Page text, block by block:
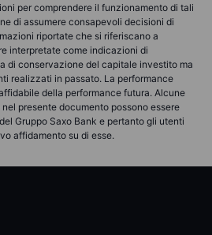
per comprendere il funzionamento di tali
di assumere consapevoli decisioni di
riportate che si riferiscano a
interpretate come indicazioni di
di conservazione del capitale investito ma
realizzati in passato. La performance
della performance futura. Alcune
presente documento possono essere
Gruppo Saxo Bank e pertanto gli utenti
affidamento su di esse.